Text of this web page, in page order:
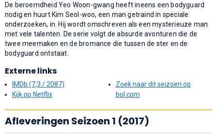
De beroemdheid Yeo Woon-gwang heeft ineens een bodyguard
nodig en huurt Kim Seol-woo, een man getraind in speciale
onderzoeken, in. Hij wordt omschreven als een mysterieuze man
met vele talenten. De serie volgt de absurde avonturen die de
twee meemaken en de bromance die tussen de ster en de
bodyguard ontstaat.
Externe links
IMDb (7,3 / 2087)
Kijk op Netflix
Zoek naar dit seizoen op
bol.com
Afleveringen Seizoen 1 (2017)